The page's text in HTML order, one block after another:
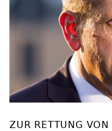
ZUR RETTUNG VON